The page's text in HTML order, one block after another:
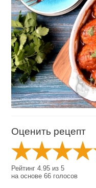
Оценить рецепт
Рейтинг4.95 из5
на основе66 голосов